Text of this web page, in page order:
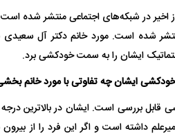
اخیر در شبکه‌های اجتماعی منتشر شده
شده است. مورد خانم دکتر آل سعیدی
ایشان را به سمت خودکشی برد.
ایشان چه تفاوتی با مورد خانم
قابل بررسی است. ایشان در بالاترین
داشته است و اگر این فرد را از بیرون
مرگ دلخراش دختر ۱۸ ساله بر اثر برق